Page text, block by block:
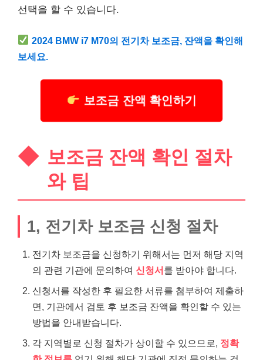
선택을 할 수 있습니다.
2024 BMW i7 M70의 전기차 보조금, 잔액을 확인해
보세요.
보조금 잔액 확인하기
보조금 잔액 확인 절차
와 팁
1, 전기차 보조금 신청 절차
전기차 보조금을 신청하기 위해서는 먼저 해당 지역
의 관련 기관에 문의하여 신청서를 받아야 합니다.
신청서를 작성한 후 필요한 서류를 첨부하여 제출하
면, 기관에서 검토 후 보조금 잔액을 확인할 수 있는
방법을 안내받습니다.
각 지역별로 신청 절차가 상이할 수 있으므로, 정확